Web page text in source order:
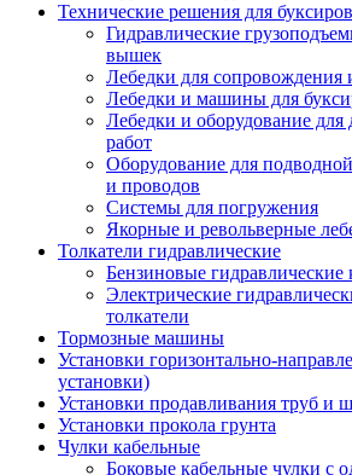
Технические решения для
Гидравлические
вышек
Лебедки для сопровождения
Лебедки и машины для
Лебедки и оборудование для
работ
Оборудование для
и проводов
Системы для погружения
Якорные и револьверные
Толкатели гидравлические
Бензиновые гидравлические
Электрические
толкатели
Тормозные машины
Установки горизонтально-
установки)
Установки продавливания труб и
Установки прокола грунта
Чулки кабельные
Боковые кабельные чулки с